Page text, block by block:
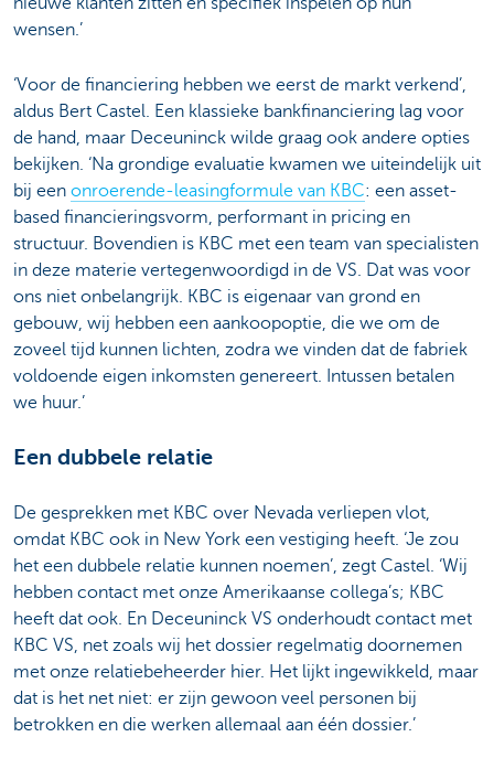
wensen.’
‘Voor de financiering hebben we eerst de markt verkend’,
aldus Bert Castel. Een klassieke bankfinanciering lag voor
de hand, maar Deceuninck wilde graag ook andere opties
bekijken. ‘Na grondige evaluatie kwamen we uiteindelijk uit
bij een onroerende-leasingformule van KBC: een asset-
based financieringsvorm, performant in pricing en
structuur. Bovendien is KBC met een team van specialisten
in deze materie vertegenwoordigd in de VS. Dat was voor
ons niet onbelangrijk. KBC is eigenaar van grond en
gebouw, wij hebben een aankoopoptie, die we om de
zoveel tijd kunnen lichten, zodra we vinden dat de fabriek
voldoende eigen inkomsten genereert. Intussen betalen
we huur.’
Een dubbele relatie
De gesprekken met KBC over Nevada verliepen vlot,
omdat KBC ook in New York een vestiging heeft. ‘Je zou
het een dubbele relatie kunnen noemen’, zegt Castel. ‘Wij
hebben contact met onze Amerikaanse collega’s; KBC
heeft dat ook. En Deceuninck VS onderhoudt contact met
KBC VS, net zoals wij het dossier regelmatig doornemen
met onze relatiebeheerder hier. Het lijkt ingewikkeld, maar
dat is het net niet: er zijn gewoon veel personen bij
betrokken en die werken allemaal aan één dossier.’